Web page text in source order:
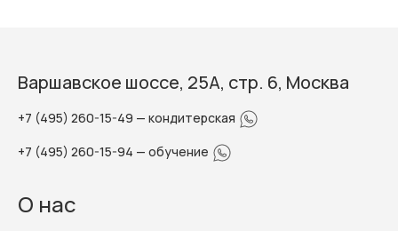
Варшавское шоссе, 25А, стр. 6, Москва
+7 (495) 260-15-49 — кондитерская
+7 (495) 260-15-94 — обучение
О нас